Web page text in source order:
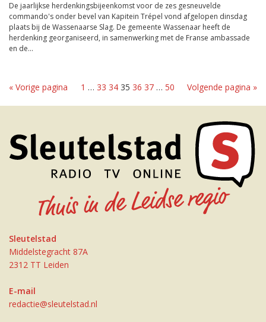
De jaarlijkse herdenkingsbijeenkomst voor de zes gesneuvelde
commando's onder bevel van Kapitein Trépel vond afgelopen dinsdag
plaats bij de Wassenaarse Slag. De gemeente Wassenaar heeft de
herdenking georganiseerd, in samenwerking met de Franse ambassade
en de...
« Vorige pagina 1 … 33 34 35 36 37 … 50 Volgende pagina »
Sleutelstad
Middelstegracht 87A
2312 TT Leiden
E-mail
redactie@sleutelstad.nl